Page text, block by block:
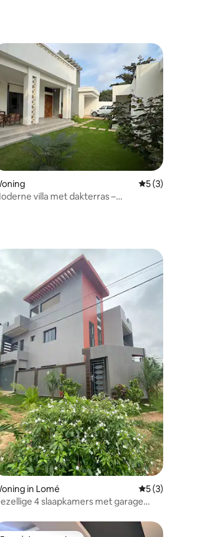
beoordeling van 5 op 5, 4 recensies
van 4,75 op 5, 4 recensies
Gemiddelde
5 (3)
villa met dakterras –
van 4,78 op 5, 23 recensies
in Lomé Gemiddelde
5 (3)
4 slaapkamers met garage